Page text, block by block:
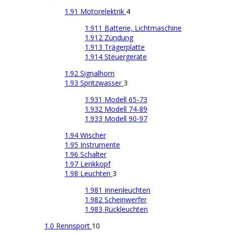
1.91 Motorelektrik 4
1.911 Batterie, Lichtmaschine
1.912 Zündung
1.913 Trägerplatte
1.914 Steuergeräte
1.92 Signalhorn
1.93 Spritzwasser3
1.931 Modell 65-73
1.932 Modell 74-89
1.933 Modell 90-97
1.94 Wischer
1.95 Instrumente
1.96 Schalter
1.97 Lenkkopf
1.98 Leuchten 3
1.981 Innenleuchten
1.982 Scheinwerfer
1.983 Rückleuchten
1.0 Rennsport 10